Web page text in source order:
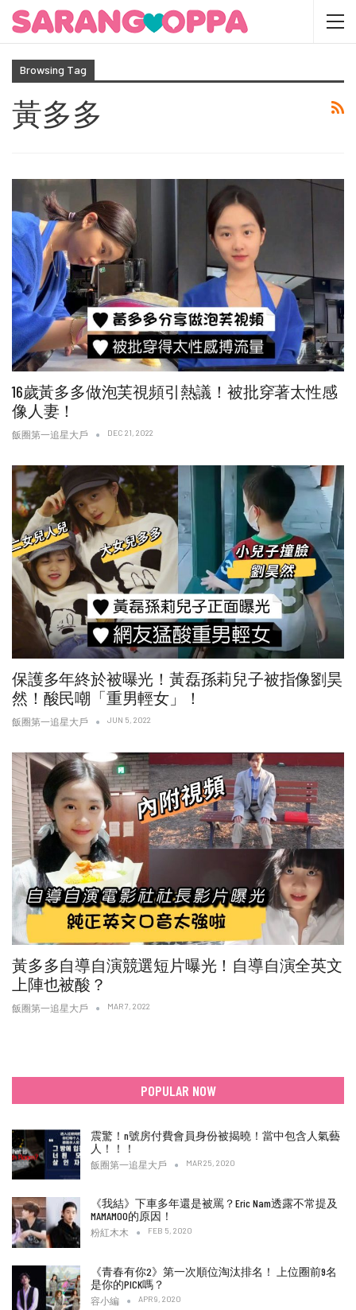
Browsing Tag
黃多多
16歲黃多多做泡芙視頻引熱議！被批穿著太性感
像人妻！
飯圈第一追星大戶 DEC 21, 2022
保護多年終於被曝光！黃磊孫莉兒子被指像劉昊
然！酸民嘲「重男輕女」！
飯圈第一追星大戶 JUN 5, 2022
黃多多自導自演競選短片曝光！自導自演全英文
上陣也被酸？
飯圈第一追星大戶 MAR 7, 2022
POPULAR NOW
震驚！n號房付費會員身份被揭曉！當中包含人氣藝
人！！！
飯圈第一追星大戶 MAR 25, 2020
《我結》下車多年還是被罵？Eric Nam透露不常提及
MAMAMOO的原因！
粉紅木木 FEB 5, 2020
《青春有你2》第一次順位淘汰排名！ 上位圈前9名
是你的PICK嗎？
容小編 APR 9, 2020